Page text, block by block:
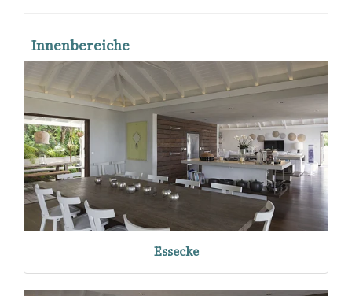
Innenbereiche
Essecke